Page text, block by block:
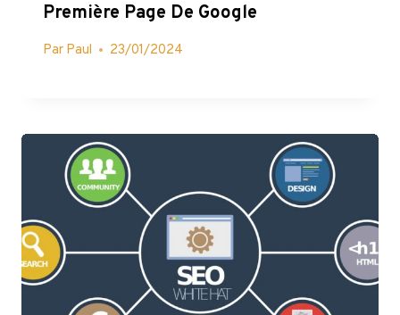
Première Page De Google
Par Paul 23/01/2024